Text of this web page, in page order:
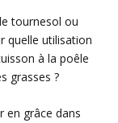
tournesol ou
quelle utilisation
à la poêle
grasses ?
en grâce dans